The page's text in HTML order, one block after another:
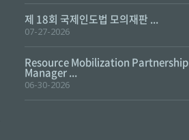
제 18회 국제인도법 모의재판 ...
07-27-2026
Resource Mobilization Partnership
Manager ...
06-30-2026